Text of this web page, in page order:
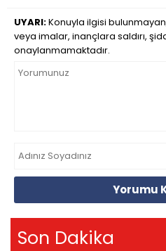
UYARI:Konuyla ilgisi
veya imalar, inançlara saldırı,
onaylanmamaktadır.
Yorumu
Son Dakika